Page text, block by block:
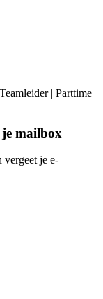
| Parttime
mailbox
vergeet je e-